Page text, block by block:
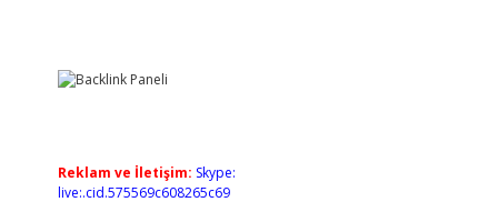
Reklam ve İletişim: Skype:
live:.cid.575569c608265c69